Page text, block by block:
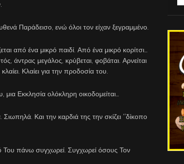
Παράδεισο, ενώ όλοι τον είχαν ξεγραμμένο.
από ένα μικρό παιδί. Από ένα μικρό κορίτσι…
άντρας μεγάλος, κρύβεται, φοβάται. Αρνείται
Κλαίει για την προδοσία του.
μια Εκκλησία ολόκληρη οικοδομείται…
Και την καρδιά της την σκίζει ‘’δίκοπο
Του πάνω συγχωρεί. Συγχωρεί όσους Τον